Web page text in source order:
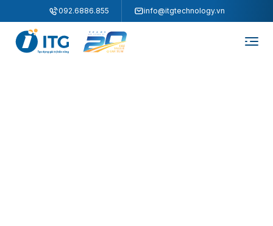
092.6886.855 info@itgtechnology.vn